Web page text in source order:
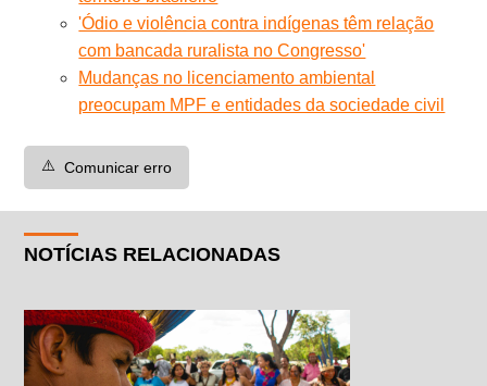
'Ódio e violência contra indígenas têm relação
com bancada ruralista no Congresso'
Mudanças no licenciamento ambiental
preocupam MPF e entidades da sociedade civil
⚠️ Comunicar erro
NOTÍCIAS RELACIONADAS